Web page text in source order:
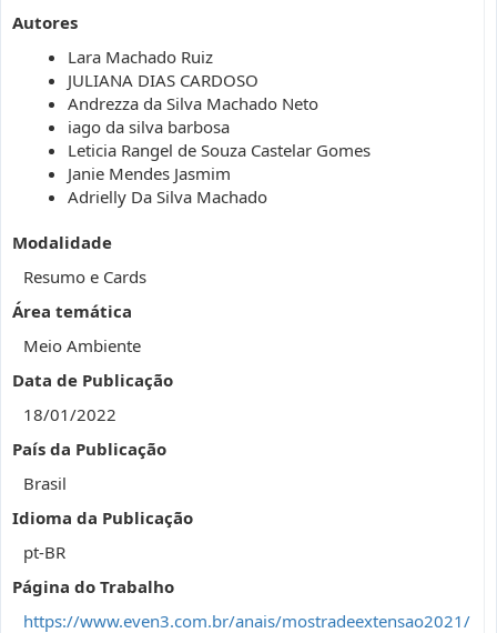
Autores
Lara Machado Ruiz
JULIANA DIAS CARDOSO
Andrezza da Silva Machado Neto
iago da silva barbosa
Leticia Rangel de Souza Castelar Gomes
Janie Mendes Jasmim
Adrielly Da Silva Machado
Modalidade
Resumo e Cards
Área temática
Meio Ambiente
Data de Publicação
18/01/2022
País da Publicação
Brasil
Idioma da Publicação
pt-BR
Página do Trabalho
https://www.even3.com.br/anais/mostradeextensao2021/